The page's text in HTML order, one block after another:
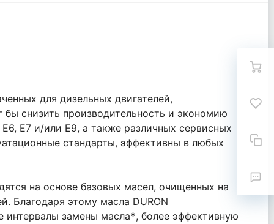
для дизельных двигателей,
снизить производительность и экономию
E7 и/или E9, а также различных сервисных
стандарты, эффективны в любых
на основе базовых масел, очищенных на
Благодаря этому масла DURON
интервалы замены масла*, более эффективную